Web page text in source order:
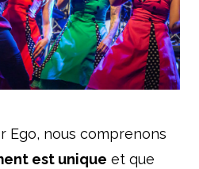
Ego, nous comprenons
est unique et que